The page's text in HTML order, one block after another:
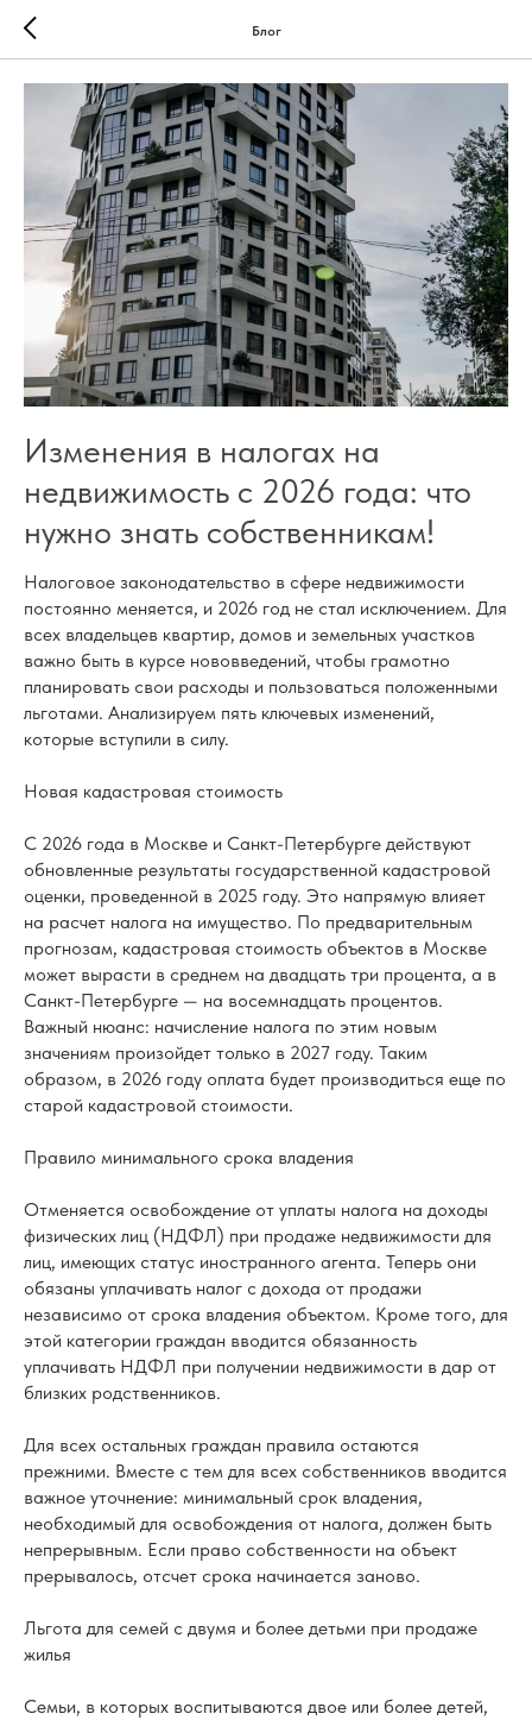
Блог
Изменения в налогах на
недвижимость с 2026 года: что
нужно знать собственникам!
Налоговое законодательство в сфере недвижимости
постоянно меняется, и 2026 год не стал исключением. Для
всех владельцев квартир, домов и земельных участков
важно быть в курсе нововведений, чтобы грамотно
планировать свои расходы и пользоваться положенными
льготами. Анализируем пять ключевых изменений,
которые вступили в силу.
Новая кадастровая стоимость
С 2026 года в Москве и Санкт-Петербурге действуют
обновленные результаты государственной кадастровой
оценки, проведенной в 2025 году. Это напрямую влияет
на расчет налога на имущество. По предварительным
прогнозам, кадастровая стоимость объектов в Москве
может вырасти в среднем на двадцать три процента, а в
Санкт-Петербурге — на восемнадцать процентов.
Важный нюанс: начисление налога по этим новым
значениям произойдет только в 2027 году. Таким
образом, в 2026 году оплата будет производиться еще по
старой кадастровой стоимости.
Правило минимального срока владения
Отменяется освобождение от уплаты налога на доходы
физических лиц (НДФЛ) при продаже недвижимости для
лиц, имеющих статус иностранного агента. Теперь они
обязаны уплачивать налог с дохода от продажи
независимо от срока владения объектом. Кроме того, для
этой категории граждан вводится обязанность
уплачивать НДФЛ при получении недвижимости в дар от
близких родственников.
Для всех остальных граждан правила остаются
прежними. Вместе с тем для всех собственников вводится
важное уточнение: минимальный срок владения,
необходимый для освобождения от налога, должен быть
непрерывным. Если право собственности на объект
прерывалось, отсчет срока начинается заново.
Льгота для семей с двумя и более детьми при продаже
жилья
Семьи, в которых воспитываются двое или более детей,